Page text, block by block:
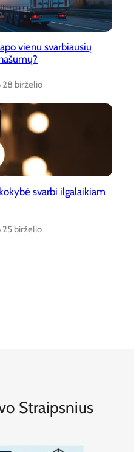
vienu svarbiausių
28 birželio
svarbi ilgalaikiam
25 birželio
Straipsnius